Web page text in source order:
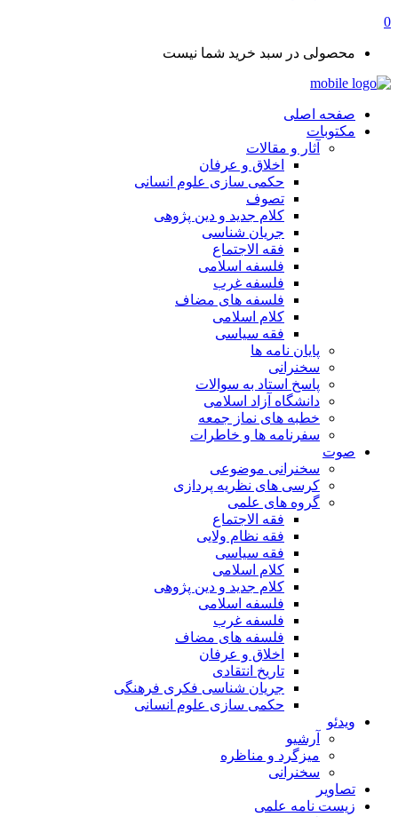
0
محصولی در سبد خرید شما نیست
صفحه اصلی
مکتوبات
آثار و مقالات
اخلاق و عرفان
حکمی سازی علوم انسانی
تصوف
کلام جدید و دین پژوهی
جریان شناسی
فقه الاجتماع
فلسفه اسلامی
فلسفه غرب
فلسفه های مضاف
کلام اسلامی
فقه سیاسی
پایان نامه ها
سخنرانی
پاسخ استاد به سوالات
دانشگاه آزاد اسلامی
خطبه های نماز جمعه
سفرنامه ها و خاطرات
صوت
سخنرانی موضوعی
کرسی های نظریه پردازی
گروه های علمی
فقه الاجتماع
فقه نظام ولایی
فقه سیاسی
کلام اسلامی
کلام جدید و دین پژوهی
فلسفه اسلامی
فلسفه غرب
فلسفه های مضاف
اخلاق و عرفان
تاریخ انتقادی
جریان شناسی فکری فرهنگی
حکمی سازی علوم انسانی
ویدئو
آرشیو
میزگرد و مناظره
سخنرانی
تصاویر
زیست نامه علمی